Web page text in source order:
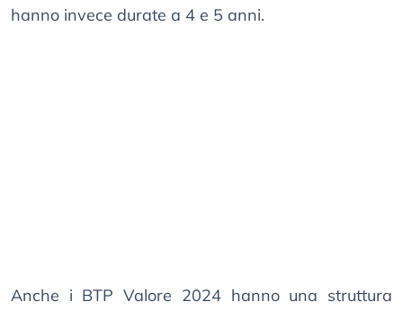
hanno invece durate a 4 e 5 anni.
Anche i BTP Valore 2024 hanno una struttura